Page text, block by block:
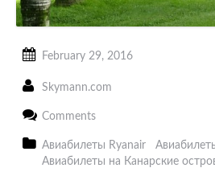
February 29, 2016
Skymann.com
Comments
Авиабилеты Ryanair
Авиабилеты на Канарские